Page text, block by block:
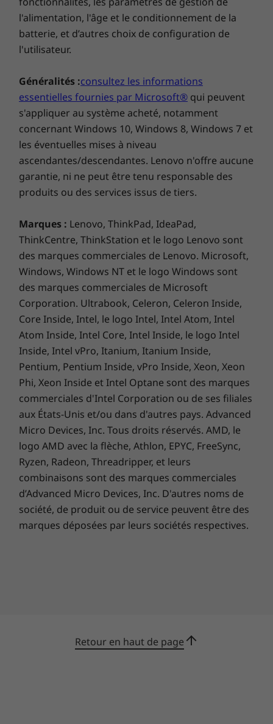
niveau gratuite vers Windows 11 dès
qu'elle est disponible. 1
1Le plan de déploiement de la mise à niveau
est en cours de finalisation et devrait
commencer fin 2021 et se poursuivre jusqu’en
2022. Le calendrier spécifique variera selon
l’ordinateur. Certaines fonctionnalités
nécessitent un matériel spécifique, voir
https://www.microsoft.com/windows/windows
-11-specifications.
Les caractéristiques et spécifications ci-contre ne reflètent pas forcément
les versions disponibles à la vente dans ce pays !
l'alimentation, l'âge et le conditionnement de la
batterie, et d’autres choix de configuration de
l'utilisateur.
Généralités :consultez les informations
essentielles fournies par Microsoft® qui peuvent
s'appliquer au système acheté, notamment
concernant Windows 10, Windows 8, Windows 7 et
les éventuelles mises à niveau
ascendantes/descendantes. Lenovo n'offre aucune
garantie, ni ne peut être tenu responsable des
produits ou des services issus de tiers.
Marques : Lenovo, ThinkPad, IdeaPad,
ThinkCentre, ThinkStation et le logo Lenovo sont
des marques commerciales de Lenovo. Microsoft,
Windows, Windows NT et le logo Windows sont
des marques commerciales de Microsoft
Corporation. Ultrabook, Celeron, Celeron Inside,
Core Inside, Intel, le logo Intel, Intel Atom, Intel
Atom Inside, Intel Core, Intel Inside, le logo Intel
Inside, Intel vPro, Itanium, Itanium Inside,
Pentium, Pentium Inside, vPro Inside, Xeon, Xeon
Phi, Xeon Inside et Intel Optane sont des marques
commerciales d'Intel Corporation ou de ses filiales
aux États-Unis et/ou dans d'autres pays. Advanced
Micro Devices, Inc. Tous droits réservés. AMD, le
logo AMD avec la flèche, Athlon, EPYC, FreeSync,
Ryzen, Radeon, Threadripper, et leurs
combinaisons sont des marques commerciales
d’Advanced Micro Devices, Inc. D'autres noms de
société, de produit ou de service peuvent être des
marques déposées par leurs sociétés respectives.
Retour en haut de page